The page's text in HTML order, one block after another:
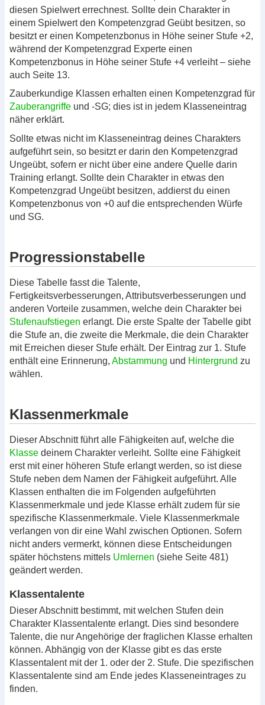
diesen Spielwert errechnest. Sollte dein Charakter in
einem Spielwert den Kompetenzgrad Geübt besitzen, so
besitzt er einen Kompetenzbonus in Höhe seiner Stufe +2,
während der Kompetenzgrad Experte einen
Kompetenzbonus in Höhe seiner Stufe +4 verleiht – siehe
auch Seite 13.
Zauberkundige Klassen erhalten einen Kompetenzgrad für
Zauberangriffe und -SG; dies ist in jedem Klasseneintrag
näher erklärt.
Sollte etwas nicht im Klasseneintrag deines Charakters
aufgeführt sein, so besitzt er darin den Kompetenzgrad
Ungeübt, sofern er nicht über eine andere Quelle darin
Training erlangt. Sollte dein Charakter in etwas den
Kompetenzgrad Ungeübt besitzen, addierst du einen
Kompetenzbonus von +0 auf die entsprechenden Würfe
und SG.
Progressionstabelle
Diese Tabelle fasst die Talente,
Fertigkeitsverbesserungen, Attributsverbesserungen und
anderen Vorteile zusammen, welche dein Charakter bei
Stufenaufstiegen erlangt. Die erste Spalte der Tabelle gibt
die Stufe an, die zweite die Merkmale, die dein Charakter
mit Erreichen dieser Stufe erhält. Der Eintrag zur 1. Stufe
enthält eine Erinnerung, Abstammung und Hintergrund zu
wählen.
Klassenmerkmale
Dieser Abschnitt führt alle Fähigkeiten auf, welche die
Klasse deinem Charakter verleiht. Sollte eine Fähigkeit
erst mit einer höheren Stufe erlangt werden, so ist diese
Stufe neben dem Namen der Fähigkeit aufgeführt. Alle
Klassen enthalten die im Folgenden aufgeführten
Klassenmerkmale und jede Klasse erhält zudem für sie
spezifische Klassenmerkmale. Viele Klassenmerkmale
verlangen von dir eine Wahl zwischen Optionen. Sofern
nicht anders vermerkt, können diese Entscheidungen
später höchstens mittels Umlernen (siehe Seite 481)
geändert werden.
Klassentalente
Dieser Abschnitt bestimmt, mit welchen Stufen dein
Charakter Klassentalente erlangt. Dies sind besondere
Talente, die nur Angehörige der fraglichen Klasse erhalten
können. Abhängig von der Klasse gibt es das erste
Klassentalent mit der 1. oder der 2. Stufe. Die spezifischen
Klassentalente sind am Ende jedes Klasseneintrages zu
finden.